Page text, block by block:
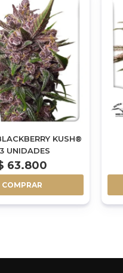
KUSH®
UNIDADES
63.800
COMPRAR